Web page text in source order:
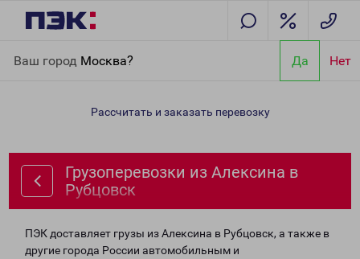
Ваш город Москва? Да Нет
Рубцовск
Рассчитать и заказать перевозку
Грузоперевозки из Алексина в
Рубцовск
ПЭК доставляет грузы из Алексина в Рубцовск, а также в
другие города России автомобильным и